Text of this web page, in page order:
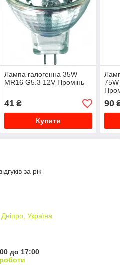
Лампа галогенна 35W
MR16 G5.3 12V Промінь
41₴
Купити
90
за рік
Україна
до 17:00